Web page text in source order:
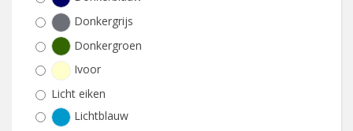
Donkergrijs
Donkergroen
Ivoor
Licht eiken
Lichtblauw